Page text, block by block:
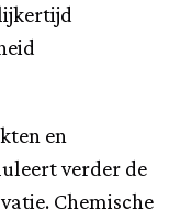
en
verder de
Chemische